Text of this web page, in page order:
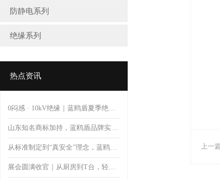
防静电系列
绝缘系列
热点资讯
0闷感 · 10kV绝缘｜蓝鸥盾夏季绝缘安全鞋
山东知名商标加持，蓝鸥盾品牌实力彰显品质价值
从标准制定到“真安全”理念，蓝鸥盾推动安全鞋防护升级
展会圆满收官｜从厨房到T台，轻丫以专业防滑科技开启厨师鞋新体验
上一